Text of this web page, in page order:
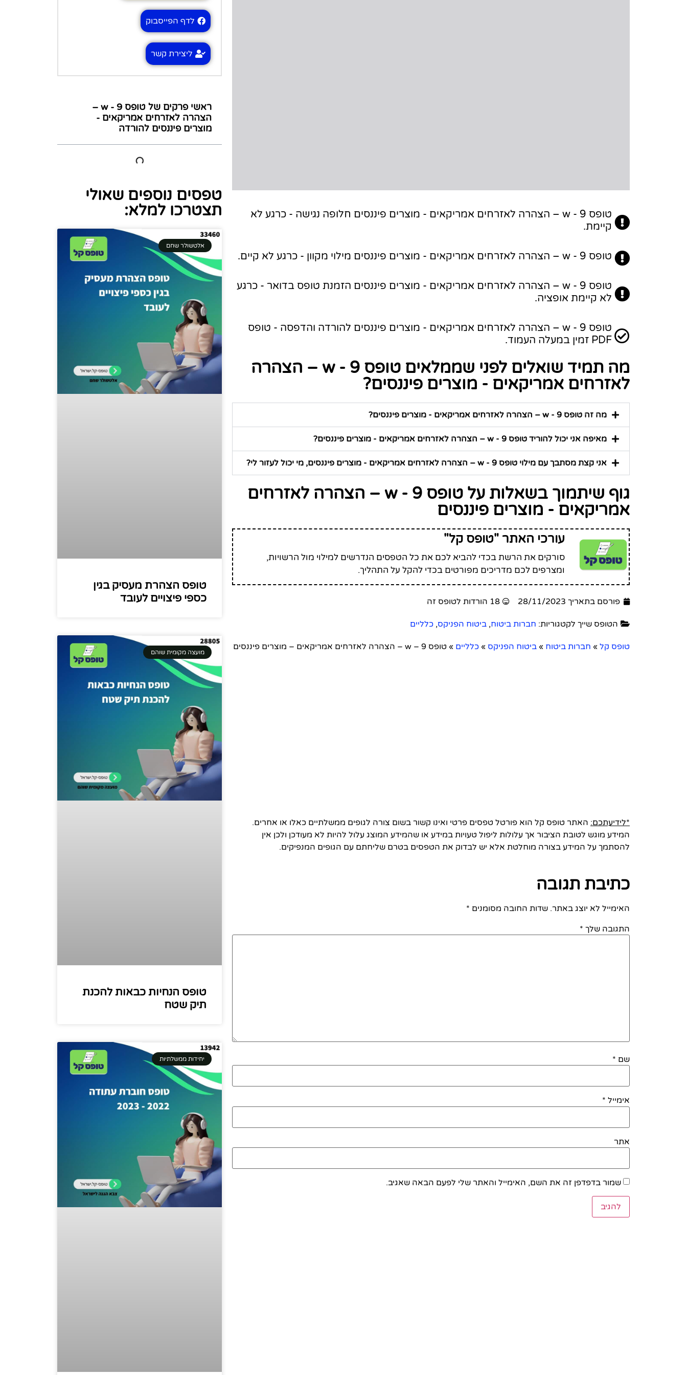
טופס w - 9 – הצהרה לאזרחים אמריקאים - מוצרים פיננסים חלופה נגישה - כרגע לא
קיימת.
טופס w - 9 – הצהרה לאזרחים אמריקאים - מוצרים פיננסים מילוי מקוון - כרגע לא קיים.
טופס w - 9 – הצהרה לאזרחים אמריקאים - מוצרים פיננסים הזמנת טופס בדואר - כרגע
לא קיימת אופציה.
טופס w - 9 – הצהרה לאזרחים אמריקאים - מוצרים פיננסים להורדה והדפסה - טופס
PDF זמין במעלה העמוד.
מה תמיד שואלים לפני שממלאים טופס w - 9 – הצהרה
לאזרחים אמריקאים - מוצרים פיננסים?
מה זה טופס w - 9 – הצהרה לאזרחים אמריקאים - מוצרים פיננסים?
מאיפה אני יכול להוריד טופס w - 9 – הצהרה לאזרחים אמריקאים - מוצרים פיננסים?
אני קצת מסתבך עם מילוי טופס w - 9 – הצהרה לאזרחים אמריקאים - מוצרים פיננסים, מי יכול לעזור לי?
גוף שיתמוך בשאלות על טופס w - 9 – הצהרה לאזרחים
אמריקאים - מוצרים פיננסים
עורכי האתר "טופס קל"
סורקים את הרשת בכדי להביא לכם את כל הטפסים הנדרשים למילוי מול הרשויות,
ומצרפים לכם מדריכים מפורטים בכדי להקל על התהליך.
פורסם בתאריך 28/11/2023 18 הורדות לטופס זה
הטופס שייך לקטגוריות: חברות ביטוח, ביטוח הפניקס, כלליים
טופס קל » חברות ביטוח » ביטוח הפניקס » כלליים » טופס w – 9 – הצהרה לאזרחים אמריקאים – מוצרים פיננסים
*לידיעתכם: האתר טופס קל הוא פורטל טפסים פרטי ואינו קשור בשום צורה לגופים ממשלתיים כאלו או אחרים.
המידע מוגש לטובת הציבור אך עלולות ליפול טעויות במידע או שהמידע המוצג עלול להיות לא מעודכן ולכן אין
להסתמך על המידע בצורה מוחלטת אלא יש לבדוק את הטפסים בטרם שליחתם עם הגופים המנפיקים.
כתיבת תגובה
האימייל לא יוצג באתר. שדות החובה מסומנים *
התגובה שלך *
שם *
אימייל *
אתר
שמור בדפדפן זה את השם, האימייל והאתר שלי לפעם הבאה שאגיב.
לדף הפייסבוק
ליצירת קשר
ראשי פרקים של טופס w - 9 –
הצהרה לאזרחים אמריקאים -
מוצרים פיננסים להורדה
טפסים נוספים שאולי
תצטרכו למלא:
אלטשולר שחם
טופס הצהרת מעסיק בגין
כספי פיצויים לעובד
מועצה מקומית שוהם
טופס הנחיות כבאות להכנת
תיק שטח
יחידות ממשלתיות